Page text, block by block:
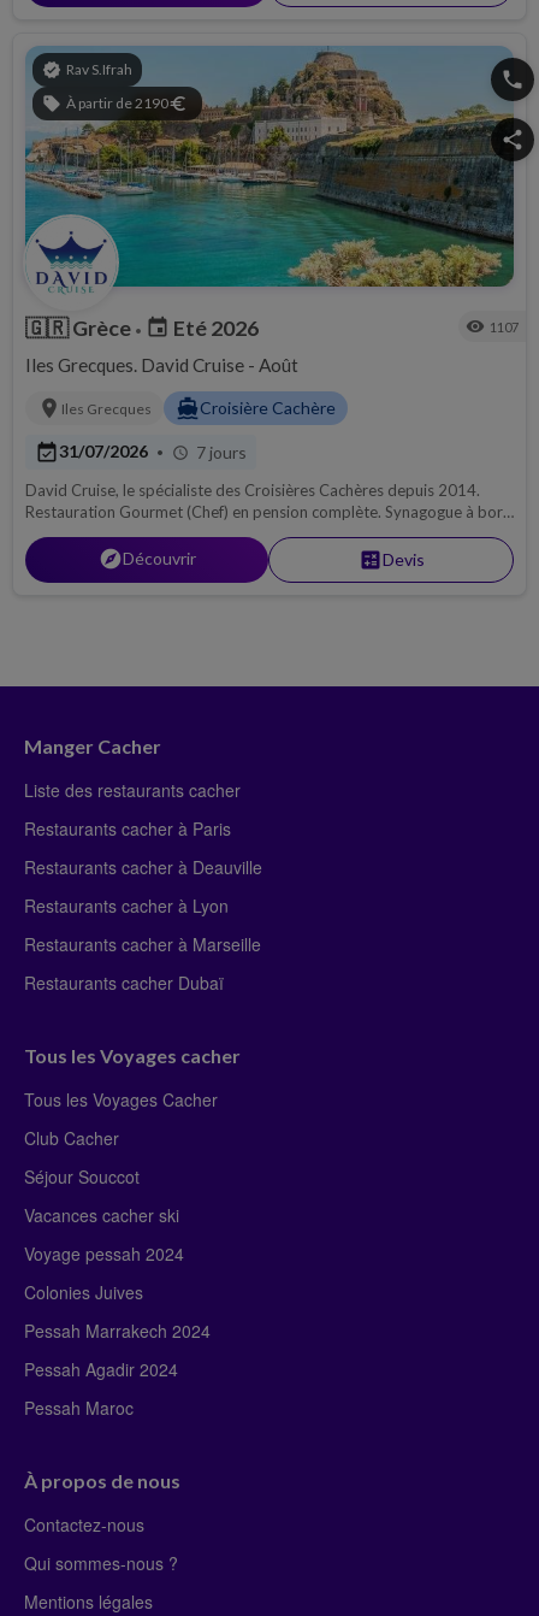
verified Rav S.Ifrah
sell À partir de 2190euro
phone
share
🇬🇷Grèce • event Eté 2026 visibility 1107
Iles Grecques. David Cruise - Août
location_on Iles Grecques directions_boatCroisière Cachère
event_available31/07/2026 • schedule 7 jours
David Cruise, le spécialiste des Croisières Cachères depuis 2014.
Restauration Gourmet (Chef) en pension complète. Synagogue à bord
avec Sefer Thora.
exploreDécouvrir calculateDevis
Manger Cacher
Liste des restaurants cacher
Restaurants cacher à Paris
Restaurants cacher à Deauville
Restaurants cacher à Lyon
Restaurants cacher à Marseille
Restaurants cacher Dubaï
Tous les Voyages cacher
Tous les Voyages Cacher
Club Cacher
Séjour Souccot
Vacances cacher ski
Voyage pessah 2024
Colonies Juives
Pessah Marrakech 2024
Pessah Agadir 2024
Pessah Maroc
À propos de nous
Contactez-nous
Qui sommes-nous ?
Mentions légales